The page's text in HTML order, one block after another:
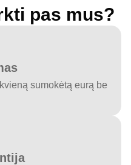
pas mus?
sumokėtą eurą be